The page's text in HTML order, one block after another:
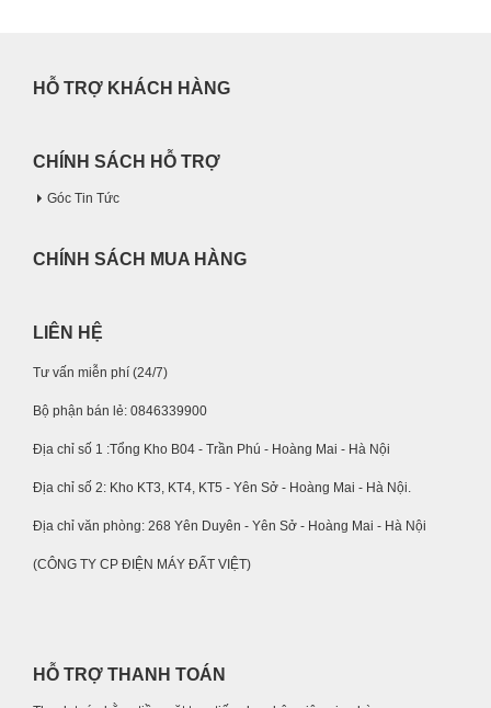
HỖ TRỢ KHÁCH HÀNG
CHÍNH SÁCH HỖ TRỢ
Góc Tin Tức
CHÍNH SÁCH MUA HÀNG
LIÊN HỆ
Tư vấn miễn phí (24/7)
Bộ phận bán lẻ: 0846339900
Địa chỉ số 1 :Tổng Kho B04 - Trần Phú - Hoàng Mai - Hà Nội
Địa chỉ số 2: Kho KT3, KT4, KT5 - Yên Sở - Hoàng Mai - Hà Nội.
Địa chỉ văn phòng: 268 Yên Duyên - Yên Sở - Hoàng Mai - Hà Nội
(CÔNG TY CP ĐIỆN MÁY ĐẤT VIỆT)
HỖ TRỢ THANH TOÁN